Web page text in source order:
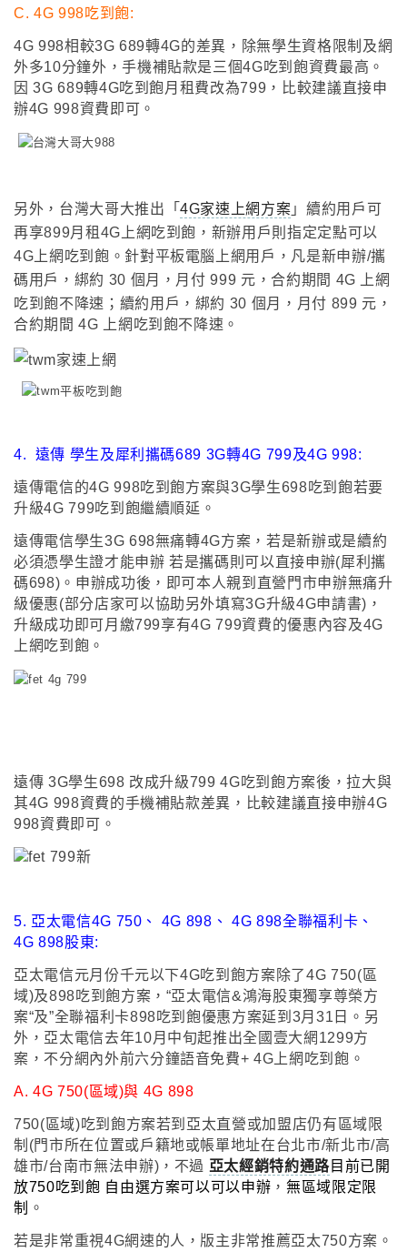
C. 4G 998吃到飽:
4G 998相較3G 689轉4G的差異 ， 除無學生資格限制及網
外多10分鐘外 ，手機補貼款是三個4G吃到飽資費最高 。
因 3G 689轉4G吃到飽月租費改為799 ， 比較建議直接申
辦4G 998資費即可 。
另外 ， 台灣大哥大推出 「4G家速上網方案 」續約用戶可
再享899月租4G上網吃到飽，新辦用戶則指定定點可以
4G上網吃到飽。 針對平板電腦上網用戶， 凡是新申辦/攜
碼用戶，綁約 30 個月，月付 999 元，合約期間 4G 上網
吃到飽不降速 ； 續約用戶，綁約 30 個月，月付 899 元，
合約期間 4G 上網吃到飽不降速 。
4. 遠傳 學生及犀利攜碼689 3G轉4G 799及4G 998:
遠傳電信的4G 998吃到飽方案與3G學生698吃到飽若要
升級4G 799吃到飽繼續順延 。
遠傳電信學生3G 698無痛轉4G方案 ，若是新辦或是續約
必須憑學生證才能申辦 若是攜碼則可以直接申辦(犀利攜
碼698) 。 申辦成功後 ， 即可本人親到直營門市申辦無痛升
級優惠(部分店家可以協助另外填寫3G升級4G申請書)，
升級成功即可月繳799享有4G 799資費的優惠內容及4G
上網吃到飽 。
遠傳 3G學生698 改成升級799 4G吃到飽方案後 ，拉大與
其4G 998資費的手機補貼款差異 ， 比較建議直接申辦4G
998資費即可 。
5. 亞太電信4G 750 、 4G 898 、 4G 898全聯福利卡 、
4G 898股東:
亞太電信元月份千元以下4G吃到飽方案除了4G 750(區
域)及898吃到飽方案 ， “亞太電信&鴻海股東獨享尊榮方
案“及”全聯福利卡898吃到飽優惠方案延到3月31日 。另
外 ，亞太電信去年10月中旬起推出全國壹大網1299方
案 ，不分網內外前六分鐘語音免費+ 4G上網吃到飽 。
A. 4G 750(區域)與 4G 898
750(區域)吃到飽方案若到亞太直營或加盟店仍有區域限
制(門市所在位置或戶籍地或帳單地址在台北市/新北市/高
雄市/台南市無法申辦) ，不過 亞太經銷特約通路目前已開
放750吃到飽 自由選方案可以可以申辦 ，無區域限定限
制 。
若是非常重視4G網速的人 ， 版主非常推薦亞太750方案 。